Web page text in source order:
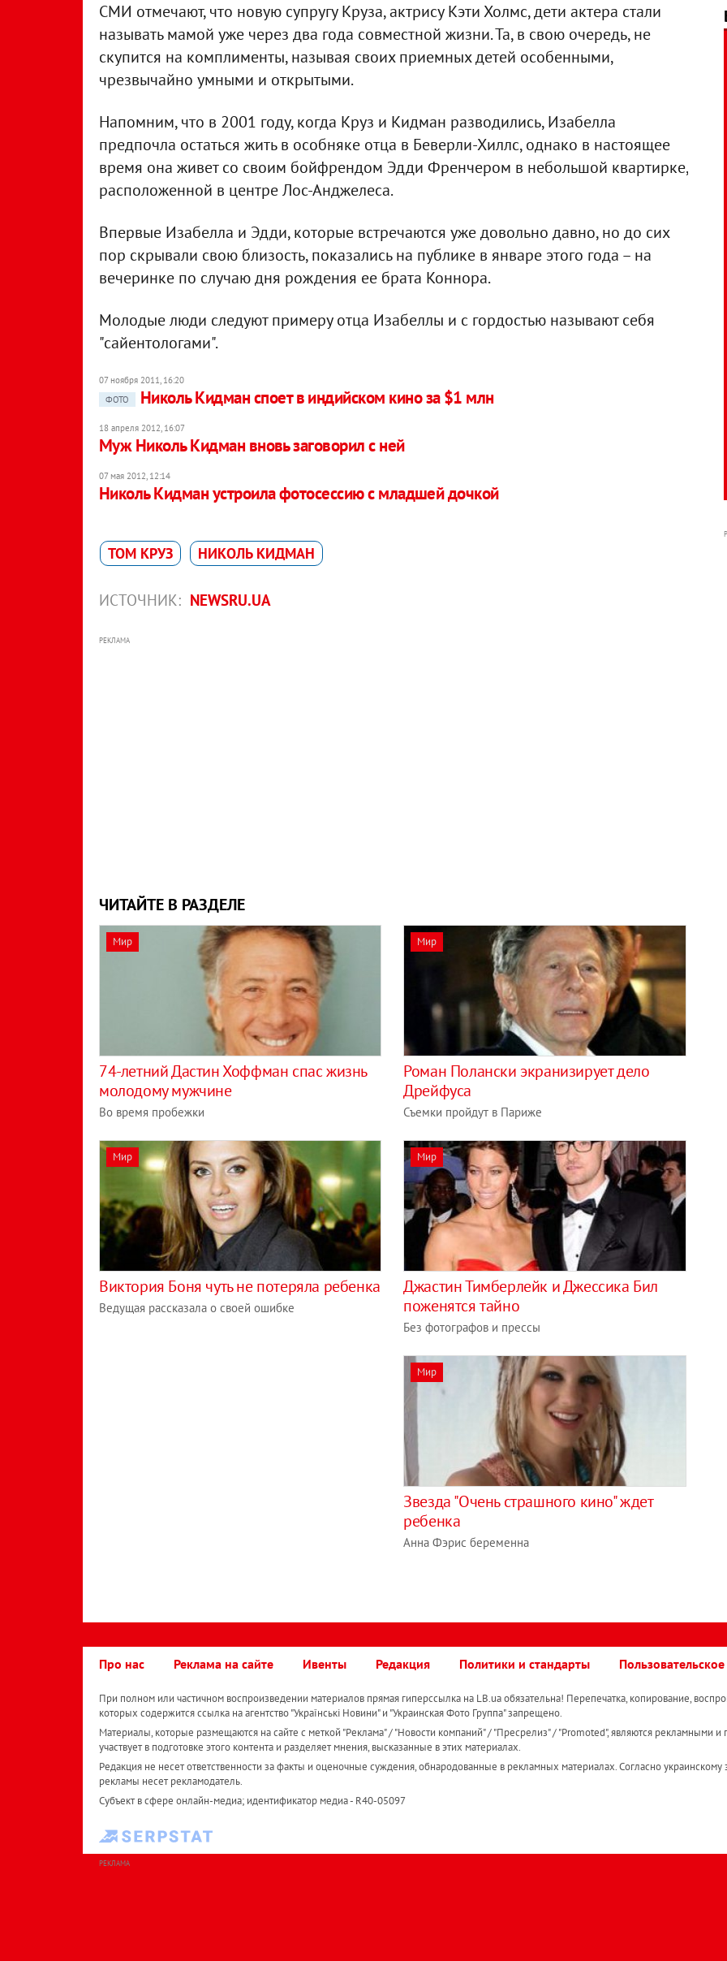
СМИ отмечают, что новую супругу Круза, актрису Кэти Холмс, дети актера стали
называть мамой уже через два года совместной жизни. Та, в свою очередь, не
скупится на комплименты, называя своих приемных детей особенными,
чрезвычайно умными и открытыми.
Напомним, что в 2001 году, когда Круз и Кидман разводились, Изабелла
предпочла остаться жить в особняке отца в Беверли-Хиллс, однако в настоящее
время она живет со своим бойфрендом Эдди Френчером в небольшой квартирке,
расположенной в центре Лос-Анджелеса.
Впервые Изабелла и Эдди, которые встречаются уже довольно давно, но до сих
пор скрывали свою близость, показались на публике в январе этого года – на
вечеринке по случаю дня рождения ее брата Коннора.
Молодые люди следуют примеру отца Изабеллы и с гордостью называют себя
"сайентологами".
07 ноября 2011, 16:20
ФОТО
Николь Кидман споет в индийском кино за $1 млн
18 апреля 2012, 16:07
Муж Николь Кидман вновь заговорил с ней
07 мая 2012, 12:14
Николь Кидман устроила фотосессию с младшей дочкой
ТОМ КРУЗ НИКОЛЬ КИДМАН
ИСТОЧНИК: NEWSRU.UA
РЕКЛАМА
ЧИТАЙТЕ В РАЗДЕЛЕ
Мир
74-летний Дастин Хоффман спас жизнь
молодому мужчине
Во время пробежки
Мир
Роман Полански экранизирует дело
Дрейфуса
Съемки пройдут в Париже
Мир
Виктория Боня чуть не потеряла ребенка
Ведущая рассказала о своей ошибке
Мир
Джастин Тимберлейк и Джессика Бил
поженятся тайно
Без фотографов и прессы
Мир
Звезда "Очень страшного кино" ждет
ребенка
Анна Фэрис беременна
Про нас Реклама на сайте Ивенты Редакция Политики и стандарты
При полном или частичном воспроизведении материалов прямая гиперссылка на LB.ua обязательна! Перепечатка, копирование,
которых содержится ссылка на агентство "Українськi Новини" и "Украинская Фото Группа" запрещено.
Материалы, которые размещаются на сайте с меткой "Реклама" / "Новости компаний" / "Пресрелиз" / "Promoted", являются рекламными и
участвует в подготовке этого контента и разделяет мнения, высказанные в этих материалах.
Редакция не несет ответственности за факты и оценочные суждения, обнародованные в рекламных материалах. Согласно украинскому
рекламы несет рекламодатель.
Субъект в сфере онлайн-медиа; идентификатор медиа - R40-05097
РЕКЛАМА